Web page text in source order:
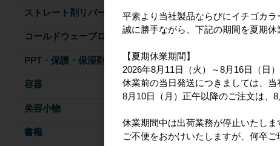
ストレート剤リバース
コールドウェーブローション
PPT・保護・保湿剤
容器
美容小物
書籍
平素より当社製品ならびにイチゴカ
誠に勝手ながら、下記の期間を夏期休
【夏期休業期間】
2026年8月11日（火）～8月16日（日）
休業前の当日発送につきましては、
8月10日（月）正午以降のご注文は、
休業期間中は出荷業務が停止いたし
ご不便をおかけいたしますが、何卒